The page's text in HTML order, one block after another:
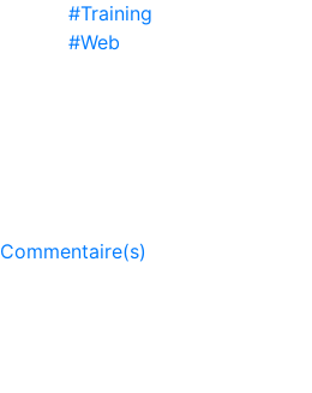
#Training
#Web